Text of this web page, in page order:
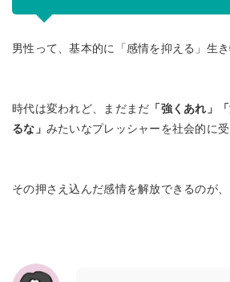
男性って、基本的に「感情を抑える」生き
時代は変われど、まだまだ 「強くあれ」
るな」 みたいなプレッシャーを社会的に受
その押さえ込んだ感情を解放できるのが、